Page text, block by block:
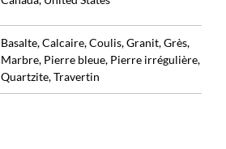
Basalte, Calcaire, Coulis, Granit, Grès,
Marbre, Pierre bleue, Pierre irrégulière,
Quartzite, Travertin